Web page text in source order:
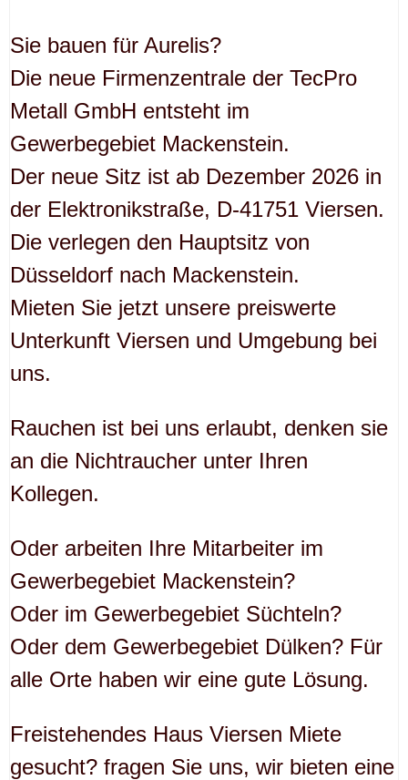
Sie bauen für Aurelis?
Die neue Firmenzentrale der TecPro
Metall GmbH entsteht im
Gewerbegebiet Mackenstein.
Der neue Sitz ist ab Dezember 2026 in
der Elektronikstraße, D-41751 Viersen.
Die verlegen den Hauptsitz von
Düsseldorf nach Mackenstein.
Mieten Sie jetzt unsere preiswerte
Unterkunft Viersen und Umgebung bei
uns.
Rauchen ist bei uns erlaubt, denken sie
an die Nichtraucher unter Ihren
Kollegen.
Oder arbeiten Ihre Mitarbeiter im
Gewerbegebiet Mackenstein?
Oder im Gewerbegebiet Süchteln?
Oder dem Gewerbegebiet Dülken? Für
alle Orte haben wir eine gute Lösung.
Freistehendes Haus Viersen Miete
gesucht? fragen Sie uns, wir bieten eine